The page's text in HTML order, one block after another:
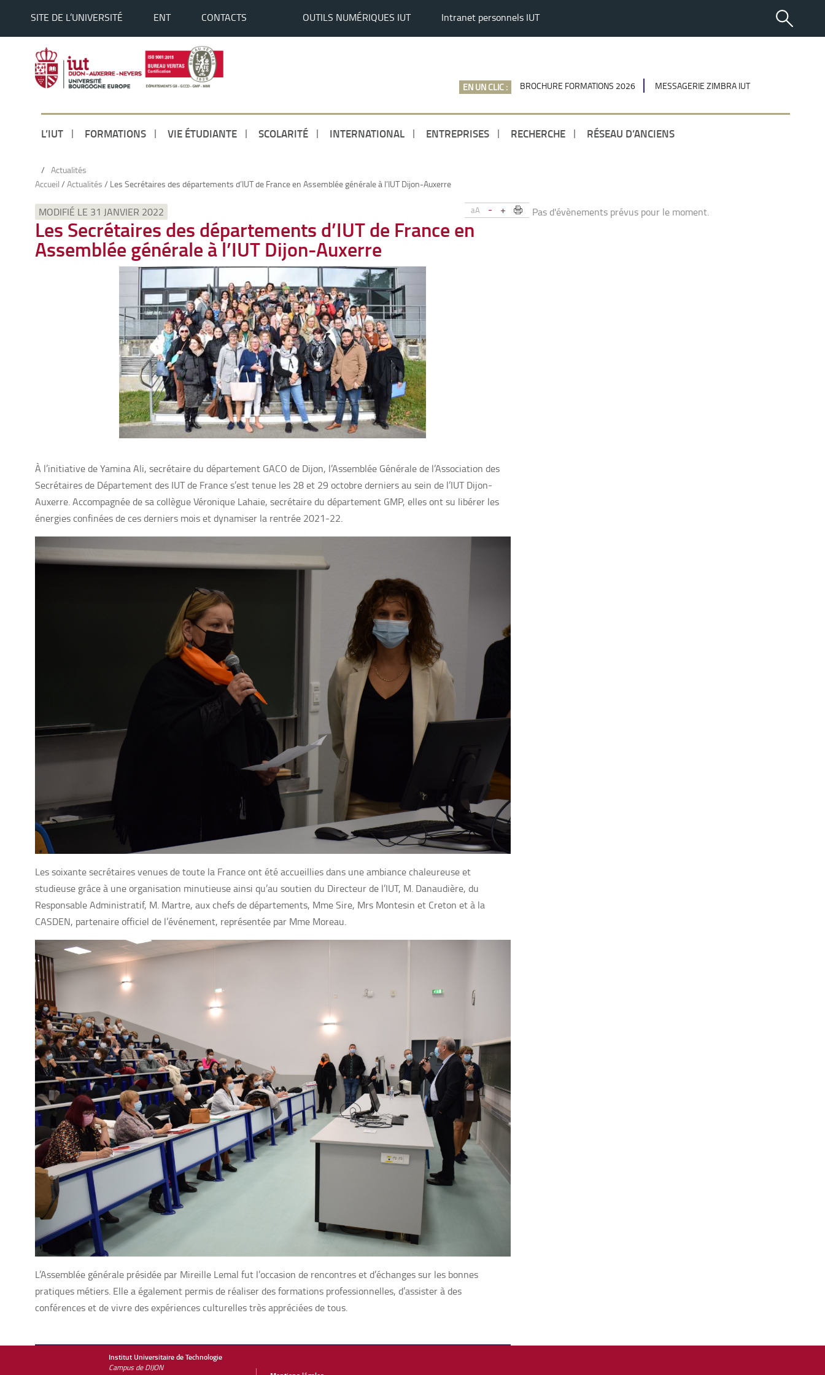
SITE DE L’UNIVERSITÉ ENT CONTACTS OUTILS NUMÉRIQUES IUT Intranet personnels IUT
EN UN CLIC : BROCHURE FORMATIONS 2026 MESSAGERIE ZIMBRA IUT
L’IUT FORMATIONS VIE ÉTUDIANTE SCOLARITÉ INTERNATIONAL ENTREPRISES RECHERCHE RÉSEAU D’ANCIENS
/ Actualités
Accueil / Actualités / Les Secrétaires des départements d’IUT de France en Assemblée générale à l’IUT Dijon-Auxerre
aA - +
MODIFIÉ LE 31 JANVIER 2022
Les Secrétaires des départements d’IUT de France en
Assemblée générale à l’IUT Dijon-Auxerre
À l’initiative de Yamina Ali, secrétaire du département GACO de Dijon, l’Assemblée Générale de l’Association des
Secrétaires de Département des IUT de France s’est tenue les 28 et 29 octobre derniers au sein de l’IUT Dijon-
Auxerre. Accompagnée de sa collègue Véronique Lahaie, secrétaire du département GMP, elles ont su libérer les
énergies confinées de ces derniers mois et dynamiser la rentrée 2021-22.
Les soixante secrétaires venues de toute la France ont été accueillies dans une ambiance chaleureuse et
studieuse grâce à une organisation minutieuse ainsi qu’au soutien du Directeur de l’IUT, M. Danaudière, du
Responsable Administratif, M. Martre, aux chefs de départements, Mme Sire, Mrs Montesin et Creton et à la
CASDEN, partenaire officiel de l’événement, représentée par Mme Moreau.
L’Assemblée générale présidée par Mireille Lemal fut l’occasion de rencontres et d’échanges sur les bonnes
pratiques métiers. Elle a également permis de réaliser des formations professionnelles, d’assister à des
conférences et de vivre des expériences culturelles très appréciées de tous.
Pas d'évènements prévus pour le moment.
Institut Universitaire de Technologie
Campus de DIJON